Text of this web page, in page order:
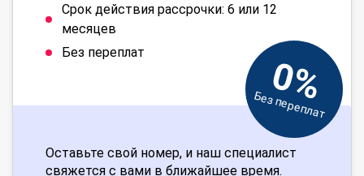
Срок действия рассрочки: 6 или 12
месяцев
Без переплат
0%
Без переплат
Оставьте свой номер, и наш специалист
свяжется с вами в ближайшее время.